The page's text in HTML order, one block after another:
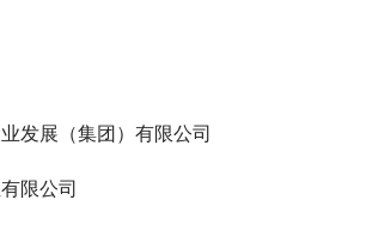
发展（集团）有限公司
限公司